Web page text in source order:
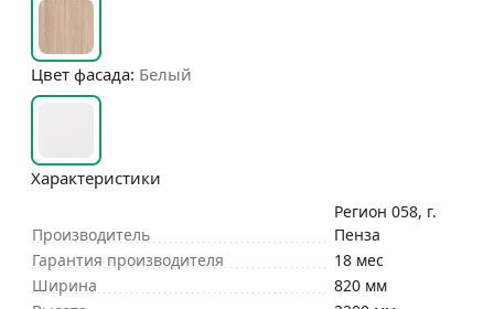
Цвет фасада: Белый
Характеристики
Производитель
Регион 058, г.
Пенза
Гарантия производителя
18 мес
Ширина
820 мм